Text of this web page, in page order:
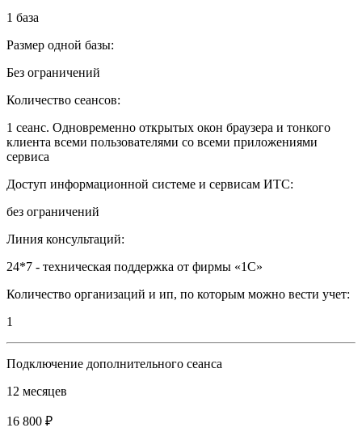
1 база
Размер одной базы:
Без ограничений
Количество сеансов:
1 сеанс. Одновременно открытых окон браузера и тонкого
клиента всеми пользователями со всеми приложениями
сервиса
Доступ информационной системе и сервисам ИТС:
без ограничений
Линия консультаций:
24*7 - техническая поддержка от фирмы «1С»
Количество организаций и ип, по которым можно вести учет:
1
Подключение дополнительного сеанса
12 месяцев
16 800 ₽